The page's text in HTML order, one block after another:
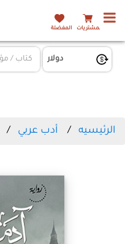
المشتريات المفضلة
الرئيسيه أدب عربي